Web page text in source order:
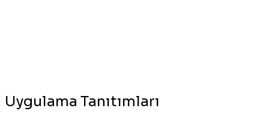
Uygulama Tanıtımları